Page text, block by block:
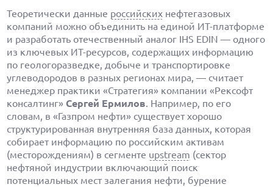
Теоретически данные российских нефтегазовых
компаний можно объединить на единой ИТ-платформе
и разработать отечественный аналог IHS EDIN — одного
из ключевых ИТ-ресурсов, содержащих информацию
по геологоразведке, добыче и транспортировке
углеводородов в разных регионах мира, — считает
менеджер практики «Стратегия» компании «Рексофт
консалтинг»Сергей Ермилов. Например, по его
словам, в «Газпром нефти» существует хорошо
структурированная внутренняя база данных, которая
собирает информацию по российским активам
(месторождениям) в сегменте upstream (сектор
нефтяной индустрии включающий поиск
потенциальных мест залегания нефти, бурение